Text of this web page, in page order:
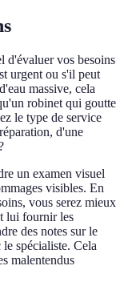
d'évaluer vos besoins
urgent ou s'il peut
massive, cela
robinet qui goutte
le type de service
d'une
un examen visuel
visibles. En
vous serez mieux
lui fournir les
des notes sur le
spécialiste. Cela
malentendus